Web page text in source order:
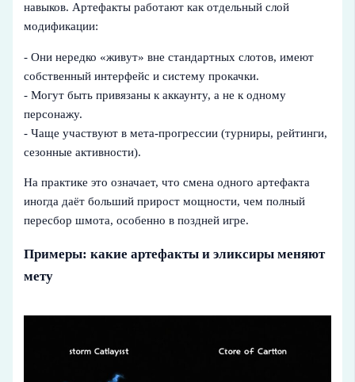
навыков. Артефакты работают как отдельный слой
модификации:
- Они нередко «живут» вне стандартных слотов, имеют
собственный интерфейс и систему прокачки.
- Могут быть привязаны к аккаунту, а не к одному
персонажу.
- Чаще участвуют в мета‑прогрессии (турниры, рейтинги,
сезонные активности).
На практике это означает, что смена одного артефакта
иногда даёт больший прирост мощности, чем полный
пересбор шмота, особенно в поздней игре.
Примеры: какие артефакты и эликсиры меняют
мету